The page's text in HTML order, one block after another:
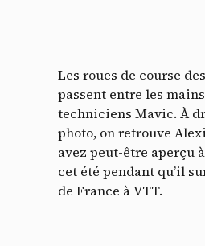
Les roues de course
passent entre les
techniciens Mavic. À
photo, on retrouve
avez peut-être aperçu
cet été pendant qu’il
de France à VTT.